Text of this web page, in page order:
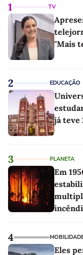
1 TV
"Mais
2 EDUCAÇÃO
já teve
3 PLANETA
Em
4
Eles